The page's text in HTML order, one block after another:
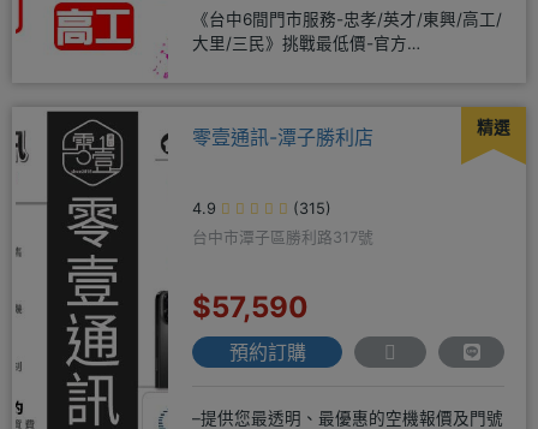
《台中6間門市服務-忠孝/英才/東興/高工/
大里/三民》挑戰最低價-官方
精選
零壹通訊-潭子勝利店
4.9
(315)
台中市潭子區勝利路317號
$57,590
預約訂購
–提供您最透明、最優惠的空機報價及門號